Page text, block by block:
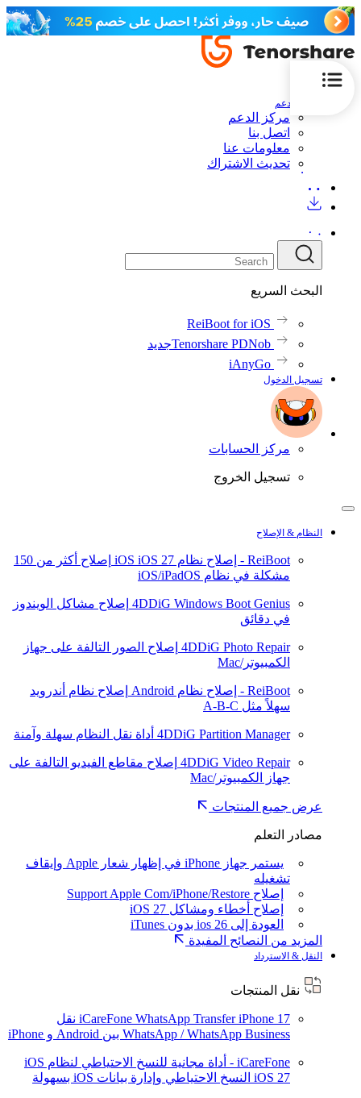
الدعم
مركز الدعم
اتصل بنا
معلومات عنا
تحديث الاشتراك
البحث السريع
ReiBoot for iOS
Tenorshare PDNobجديد
iAnyGo
تسجيل الدخول
مركز الحسابات
تسجيل الخروج
النظام & الإصلاح
ReiBoot - إصلاح نظام iOS iOS 27
إصلاح أكثر من 150
مشكلة في نظام iOS/iPadOS
4DDiG Windows Boot Genius إصلاح مشاكل الويندوز
في دقائق
4DDiG Photo Repair إصلاح الصور التالفة على جهاز
الكمبيوتر/Mac
ReiBoot - إصلاح نظام Android
إصلاح نظام أندرويد
سهلاً مثل A-B-C
4DDiG Partition Manager أداة نقل النظام سهلة وآمنة
4DDiG Video Repair إصلاح مقاطع الفيديو التالفة على
جهاز الكمبيوتر/Mac
عرض جميع المنتجات
مصادر التعلم
يستمر جهاز iPhone في إظهار شعار Apple وإيقاف
تشغيله
إصلاح Support Apple Com/iPhone/Restore
إصلاح أخطاء ومشاكل iOS 27
العودة إلى ios 26 بدون iTunes
المزيد من النصائح المفيدة
النقل & الاسترداد
نقل المنتجات
iCareFone WhatsApp TransferiPhone 17
نقل
WhatsApp / WhatsApp Business بين Android و iPhone
iCareFone - أداة مجانية للنسخ الاحتياطي لنظام iOS
iOS 27 النسخ الاحتياطي وإدارة بيانات iOS بسهولة